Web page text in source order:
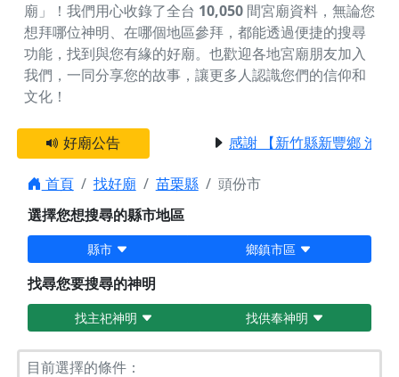
廟」！我們用心收錄了全台 10,050 間宮廟資料，無論您
想拜哪位神明、在哪個地區參拜，都能透過便捷的搜尋
功能，找到與您有緣的好廟。 也歡迎各地宮廟朋友加入
我們，一同分享您的故事，讓更多人認識您們的信仰和
文化！
好廟公告 感謝 【新竹縣新豐鄉 池和
首頁 找好廟 苗栗縣
頭份市
選擇您想搜尋的縣市地區
縣市 鄉鎮市區
找尋您要搜尋的神明
找主祀神明 找供奉神明
目前選擇的條件：